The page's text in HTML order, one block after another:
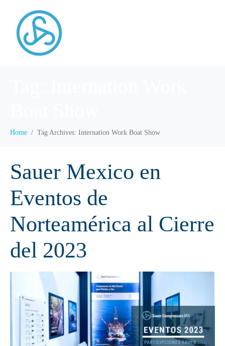
Home Tag Archives: Internation Work Boat Show
Sauer Mexico en
Eventos de
Norteamérica al Cierre
del 2023